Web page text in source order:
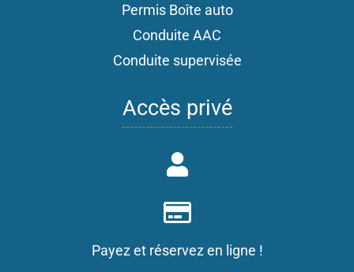
Permis Boîte auto
Conduite AAC
Conduite supervisée
Accès privé
Payez et réservez en ligne !